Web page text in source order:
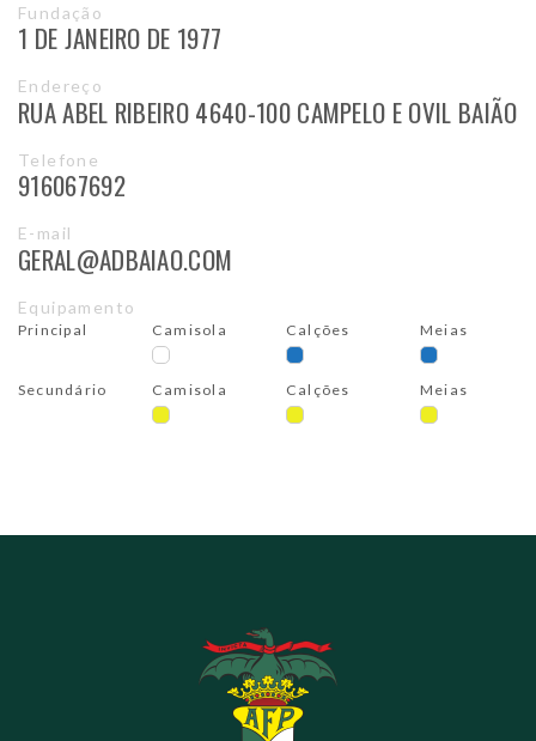
Fundação
1 DE JANEIRO DE 1977
Endereço
RUA ABEL RIBEIRO 4640-100 CAMPELO E OVIL BAIÃO
Telefone
916067692
E-mail
GERAL@ADBAIAO.COM
Equipamento
Principal Camisola Calções Meias
Secundário Camisola Calções Meias